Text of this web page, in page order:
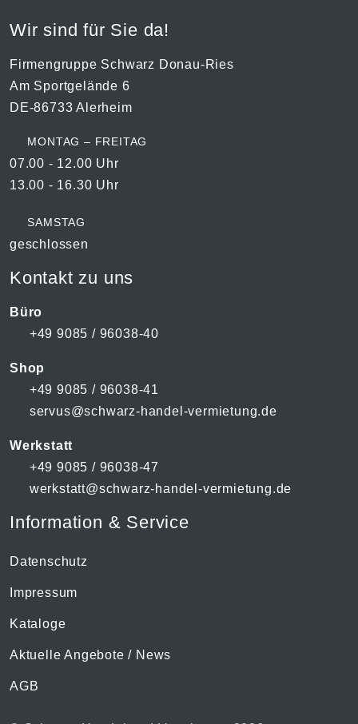
Wir sind für Sie da!
Firmengruppe Schwarz Donau-Ries
Am Sportgelände 6
DE-86733 Alerheim
MONTAG – FREITAG
07.00 - 12.00 Uhr
13.00 - 16.30 Uhr
SAMSTAG
geschlossen
Kontakt zu uns
Büro
+49 9085 / 96038-40
Shop
+49 9085 / 96038-41
servus@schwarz-handel-vermietung.de
Werkstatt
+49 9085 / 96038-47
werkstatt@schwarz-handel-vermietung.de
Information & Service
Datenschutz
Impressum
Kataloge
Aktuelle Angebote / News
AGB